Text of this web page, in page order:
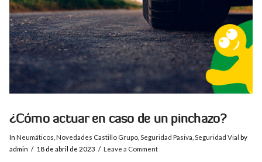
¿Cómo actuar en caso de un pinchazo?
In Neumáticos Novedades Castillo Grupo, Seguridad Pasiva Seguridad Vial
by
admin
18 de abril de 2023 Leave a Comment